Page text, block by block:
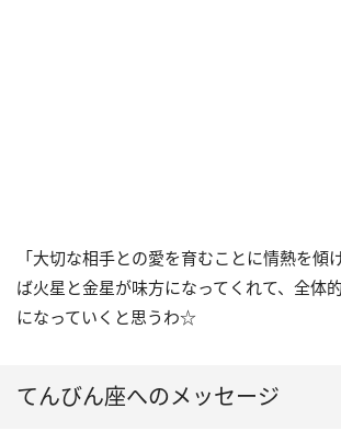
「大切な相手との愛を育むことに情熱を
ば火星と金星が味方になってくれて、全体
になっていくと思うわ☆
てんびん座へのメッセージ